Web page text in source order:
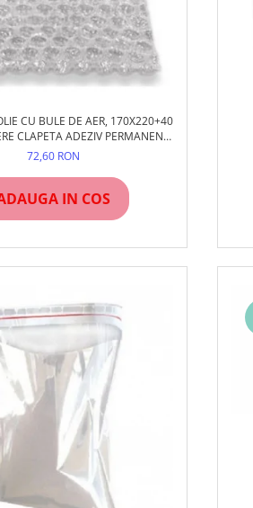
CU BULE DE AER, 170X220+40
CLAPETA ADEZIV PERMANENT,
100 BUC/SET
72,60 RON
IN COS